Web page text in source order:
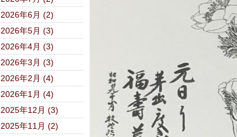
2026年6月 (2)
2026年5月 (3)
2026年4月 (3)
2026年3月 (3)
2026年2月 (4)
2026年1月 (4)
2025年12月 (3)
2025年11月 (2)